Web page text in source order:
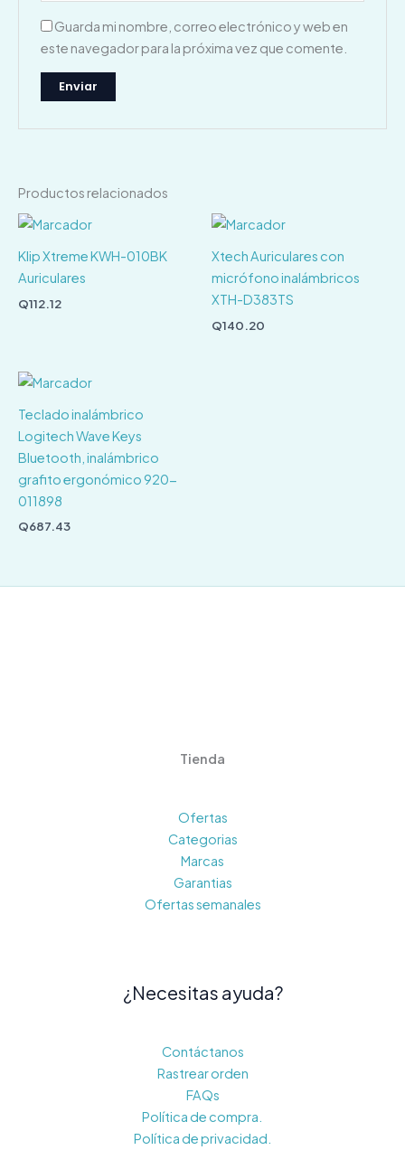
Guarda mi nombre, correo electrónico y web en
este navegador para la próxima vez que comente.
Productos relacionados
Klip Xtreme KWH-010BK
Auriculares
Q112.12
Xtech Auriculares con
micrófono inalámbricos
XTH-D383TS
Q140.20
Teclado inalámbrico
Logitech Wave Keys
Bluetooth, inalámbrico
grafito ergonómico 920-
011898
Q687.43
Tienda
Ofertas
Categorias
Marcas
Garantias
Ofertas semanales
¿Necesitas ayuda?
Contáctanos
Rastrear orden
FAQs
Política de compra.
Política de privacidad.